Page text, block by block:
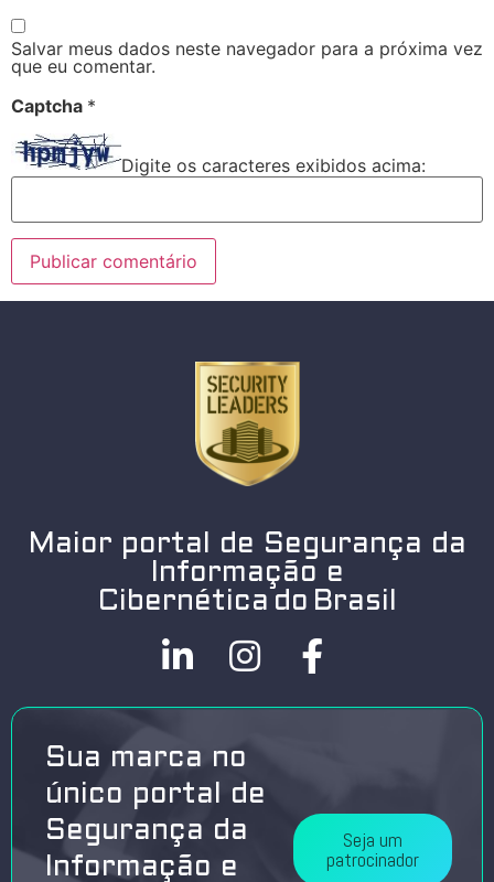
Salvar meus dados neste navegador para a próxima vez
que eu comentar.
Captcha *
Digite os caracteres exibidos acima:
Maior portal de Segurança da
Informação e
Cibernética do Brasil
Sua marca no
único portal de
Segurança da
Informação e
Seja um
patrocinador